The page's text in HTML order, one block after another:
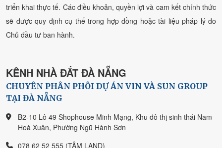
triển khai thực tế. Các điều khoản, quyền lợi và cam kết chính thức
sẽ được quy định cụ thể trong hợp đồng hoặc tài liệu pháp lý do
Chủ đầu tư ban hành.
KÊNH NHÀ ĐẤT ĐÀ NẴNG
CHUYÊN PHÂN PHÔI DỰ ÁN VIN VÀ SUN GROUP
TẠI ĐÀ NẴNG
B2-10 Lô 49 Shophouse Minh Mạng, Khu đô thị sinh thái Nam
Hoà Xuân, Phường Ngũ Hành Sơn
078 62 52 555 (TÂM LAND)